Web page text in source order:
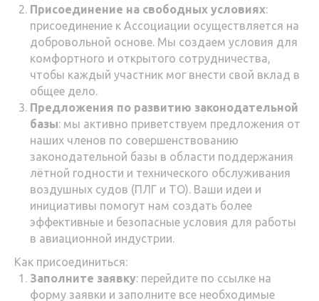
Присоединение на свободных условиях:
присоединение к Ассоциации осуществляется на
добровольной основе. Мы создаем условия для
комфортного и открытого сотрудничества,
чтобы каждый участник мог внести свой вклад в
общее дело.
Предложения по развитию законодательной
базы: мы активно приветствуем предложения от
наших членов по совершенствованию
законодательной базы в области поддержания
лётной годности и технического обслуживания
воздушных судов (ПЛГ и ТО). Ваши идеи и
инициативы помогут нам создать более
эффективные и безопасные условия для работы
в авиационной индустрии.
Как присоединиться:
Заполните заявку: перейдите по ссылке на
форму заявки и заполните все необходимые